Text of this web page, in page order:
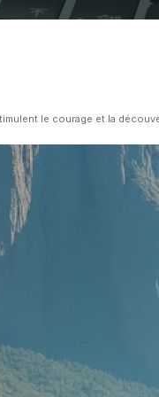
le courage et la